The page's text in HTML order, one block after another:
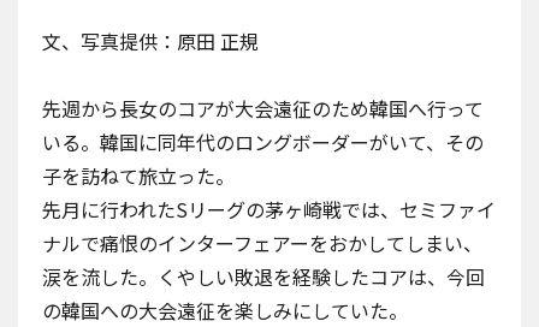
文、写真提供：原田 正規
先週から長女のコアが大会遠征のため韓国へ行って
いる。韓国に同年代のロングボーダーがいて、その
子を訪ねて旅立った。
先月に行われたSリーグの茅ヶ崎戦では、セミファイ
ナルで痛恨のインターフェアーをおかしてしまい、
涙を流した。くやしい敗退を経験したコアは、今回
の韓国への大会遠征を楽しみにしていた。